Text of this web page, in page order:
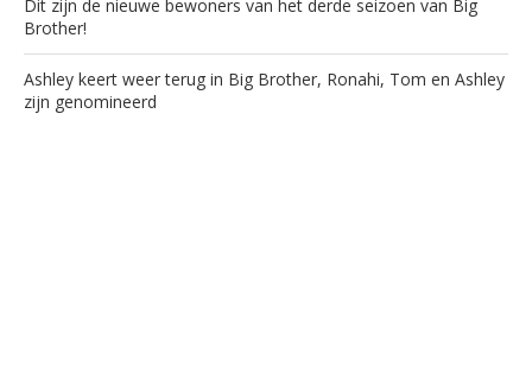
Dit zijn de nieuwe bewoners van het derde seizoen van Big
Brother!
Ashley keert weer terug in Big Brother, Ronahi, Tom en Ashley
zijn genomineerd